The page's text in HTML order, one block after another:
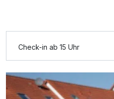
Zusatznächte
Für 4 Tage
Check-in ab 15 Uhr